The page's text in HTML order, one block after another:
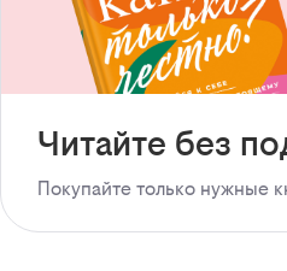
Читайте без
Покупайте только нужные